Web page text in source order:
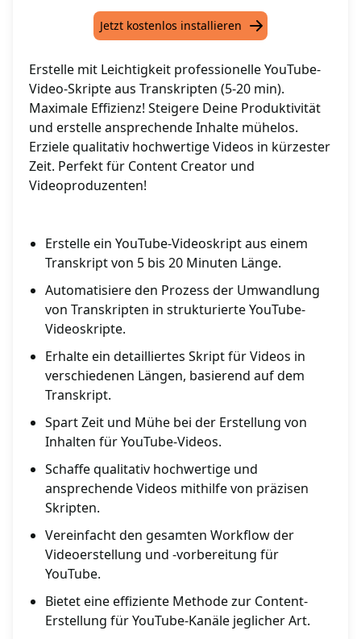
Jetzt kostenlos installieren
Erstelle mit Leichtigkeit professionelle YouTube-
Video-Skripte aus Transkripten (5-20 min).
Maximale Effizienz! Steigere Deine Produktivität
und erstelle ansprechende Inhalte mühelos.
Erziele qualitativ hochwertige Videos in kürzester
Zeit. Perfekt für Content Creator und
Videoproduzenten!
Erstelle ein YouTube-Videoskript aus einem
Transkript von 5 bis 20 Minuten Länge.
Automatisiere den Prozess der Umwandlung
von Transkripten in strukturierte YouTube-
Videoskripte.
Erhalte ein detailliertes Skript für Videos in
verschiedenen Längen, basierend auf dem
Transkript.
Spart Zeit und Mühe bei der Erstellung von
Inhalten für YouTube-Videos.
Schaffe qualitativ hochwertige und
ansprechende Videos mithilfe von präzisen
Skripten.
Vereinfacht den gesamten Workflow der
Videoerstellung und -vorbereitung für
YouTube.
Bietet eine effiziente Methode zur Content-
Erstellung für YouTube-Kanäle jeglicher Art.